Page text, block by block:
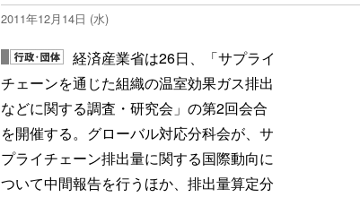
2011年12月14日 (水)
経済産業省は26日、「サプライ
チェーンを通じた組織の温室効果ガス排出
などに関する調査・研究会」の第2回会合
を開催する。グローバル対応分科会が、サ
プライチェーン排出量に関する国際動向に
ついて中間報告を行うほか、排出量算定分